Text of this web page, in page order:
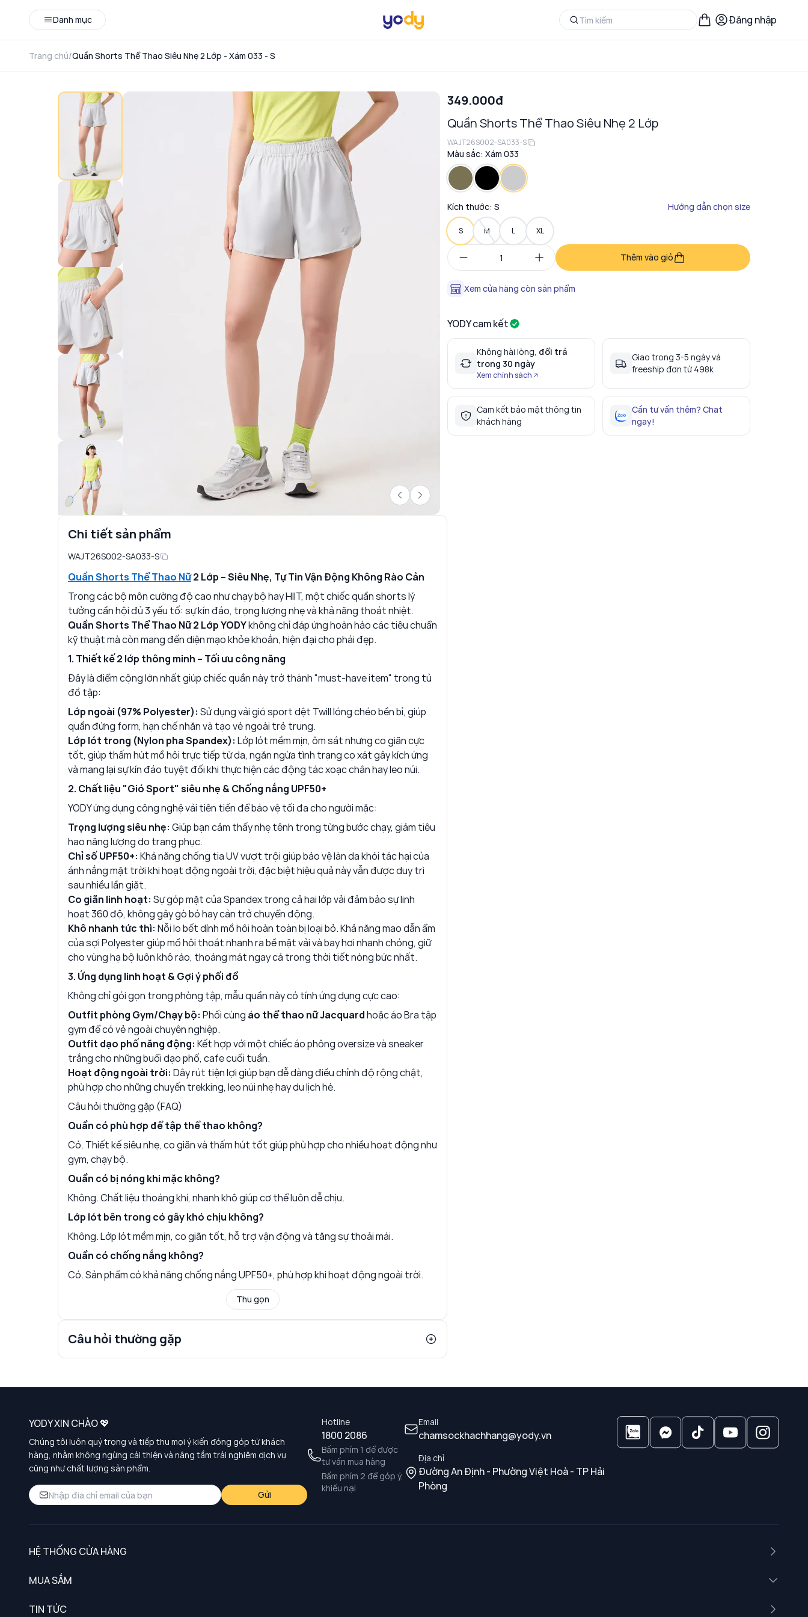
Danh mục Đăng nhập
Trang chủ/Quần Shorts Thể Thao Siêu Nhẹ 2 Lớp - Xám 033 - S
Chi tiết sản phẩm
WAJT26S002-SA033-S
Quần Shorts Thể Thao Nữ2 Lớp – Siêu Nhẹ, Tự Tin Vận Động Không Rào Cản
Trong các bộ môn cường độ cao như chạy bộ hay HIIT, một chiếc quần shorts lý
tưởng cần hội đủ 3 yếu tố: sự kín đáo, trọng lượng nhẹ và khả năng thoát nhiệt.
Quần Shorts Thể Thao Nữ 2 Lớp YODYkhông chỉ đáp ứng hoàn hảo các tiêu chuẩn
kỹ thuật mà còn mang đến diện mạo khỏe khoắn, hiện đại cho phái đẹp.
1. Thiết kế 2 lớp thông minh – Tối ưu công năng
Đây là điểm cộng lớn nhất giúp chiếc quần này trở thành "must-have item" trong tủ
đồ tập:
Lớp ngoài (97% Polyester): Sử dụng vải gió sport dệt Twill lóng chéo bền bỉ, giúp
quần đứng form, hạn chế nhăn và tạo vẻ ngoài trẻ trung.
Lớp lót trong (Nylon pha Spandex): Lớp lót mềm mịn, ôm sát nhưng co giãn cực
tốt, giúp thấm hút mồ hôi trực tiếp từ da, ngăn ngừa tình trạng cọ xát gây kích ứng
và mang lại sự kín đáo tuyệt đối khi thực hiện các động tác xoạc chân hay leo núi.
2. Chất liệu "Gió Sport" siêu nhẹ & Chống nắng UPF50+
YODY ứng dụng công nghệ vải tiên tiến để bảo vệ tối đa cho người mặc:
Trọng lượng siêu nhẹ: Giúp bạn cảm thấy nhẹ tênh trong từng bước chạy, giảm tiêu
hao năng lượng do trang phục.
Chỉ số UPF50+: Khả năng chống tia UV vượt trội giúp bảo vệ làn da khỏi tác hại của
ánh nắng mặt trời khi hoạt động ngoài trời, đặc biệt hiệu quả này vẫn được duy trì
sau nhiều lần giặt.
Co giãn linh hoạt: Sự góp mặt của Spandex trong cả hai lớp vải đảm bảo sự linh
hoạt 360 độ, không gây gò bó hay cản trở chuyển động.
Khô nhanh tức thì: Nỗi lo bết dính mồ hôi hoàn toàn bị loại bỏ. Khả năng mao dẫn ẩm
của sợi Polyester giúp mồ hôi thoát nhanh ra bề mặt vải và bay hơi nhanh chóng, giữ
cho vùng hạ bộ luôn khô ráo, thoáng mát ngay cả trong thời tiết nóng bức nhất.
3. Ứng dụng linh hoạt & Gợi ý phối đồ
Không chỉ gói gọn trong phòng tập, mẫu quần này có tính ứng dụng cực cao:
Outfit phòng Gym/Chạy bộ: Phối cùng áo thể thao nữ Jacquardhoặc áo Bra tập
gym để có vẻ ngoài chuyên nghiệp.
Outfit dạo phố năng động: Kết hợp với một chiếc áo phông oversize và sneaker
trắng cho những buổi dạo phố, cafe cuối tuần.
Hoạt động ngoài trời: Dây rút tiện lợi giúp bạn dễ dàng điều chỉnh độ rộng chật,
phù hợp cho những chuyến trekking, leo núi nhẹ hay du lịch hè.
Câu hỏi thường gặp (FAQ)
Quần có phù hợp để tập thể thao không?
Có. Thiết kế siêu nhẹ, co giãn và thấm hút tốt giúp phù hợp cho nhiều hoạt động như
gym, chạy bộ.
Quần có bị nóng khi mặc không?
Không. Chất liệu thoáng khí, nhanh khô giúp cơ thể luôn dễ chịu.
Lớp lót bên trong có gây khó chịu không?
Không. Lớp lót mềm mịn, co giãn tốt, hỗ trợ vận động và tăng sự thoải mái.
Quần có chống nắng không?
Có. Sản phẩm có khả năng chống nắng UPF50+, phù hợp khi hoạt động ngoài trời.
Thu gọn
Câu hỏi thường gặp
349.000đ
Quần Shorts Thể Thao Siêu Nhẹ 2 Lớp
WAJT26S002-SA033-S
Màu sắc: Xám 033
Kích thước: S Hướng dẫn chọn size
S M L XL
Thêm vào giỏ
Xem cửa hàng còn sản phẩm
YODY cam kết
Không hài lòng, đổi trả
trong 30 ngày
Xem chính sách
Giao trong 3-5 ngày và
freeship đơn từ 498k
Cam kết bảo mật thông tin
khách hàng
Cần tư vấn thêm? Chat
ngay!
Hotline
1800 2086
Bấm phím 1 để được
tư vấn mua hàng
Bấm phím 2 để góp ý,
khiếu nại
Email
chamsockhachhang@yody.vn
Địa chỉ
Đường An Định - Phường Việt Hoà - TP Hải
Phòng
YODY XIN CHÀO 💖
Chúng tôi luôn quý trọng và tiếp thu mọi ý kiến đóng góp từ khách
hàng, nhằm không ngừng cải thiện và nâng tầm trải nghiệm dịch vụ
cũng như chất lượng sản phẩm.
Gửi
HỆ THỐNG CỬA HÀNG
MUA SẮM
TIN TỨC